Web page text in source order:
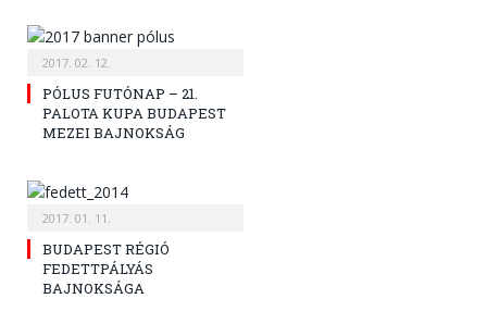
2017. 02. 12.
PÓLUS FUTÓNAP – 21.
PALOTA KUPA BUDAPEST
MEZEI BAJNOKSÁG
2017. 01. 11.
BUDAPEST RÉGIÓ
FEDETTPÁLYÁS
BAJNOKSÁGA